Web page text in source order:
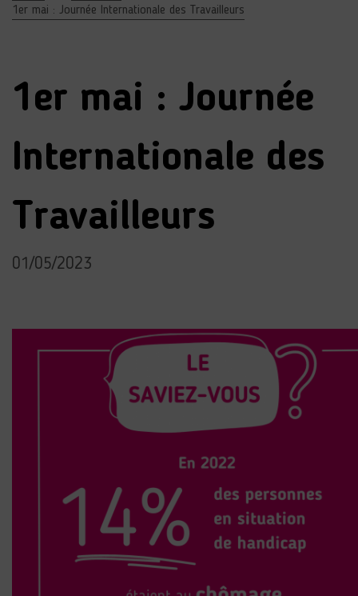
1er mai : Journée Internationale des Travailleurs
1er mai : Journée
Internationale des
Travailleurs
01/05/2023